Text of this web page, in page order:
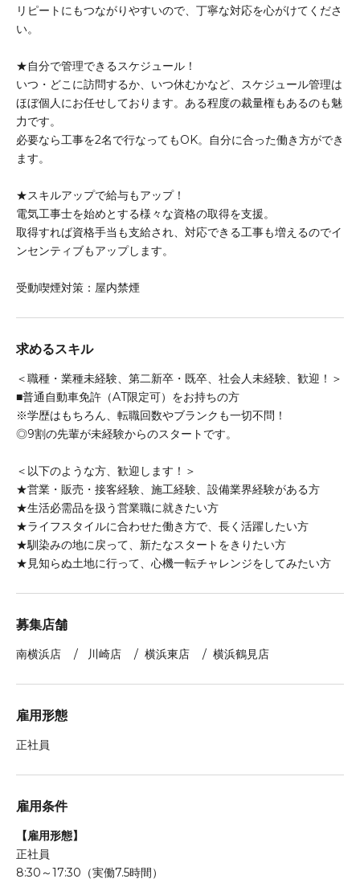
リピートにもつながりやすいので、丁寧な対応を心がけてくださ
い。
★自分で管理できるスケジュール！
いつ・どこに訪問するか、いつ休むかなど、スケジュール管理は
ほぼ個人にお任せしております。ある程度の裁量権もあるのも魅
力です。
必要なら工事を2名で行なってもOK。自分に合った働き方ができ
ます。
★スキルアップで給与もアップ！
電気工事士を始めとする様々な資格の取得を支援。
取得すれば資格手当も支給され、対応できる工事も増えるのでイ
ンセンティブもアップします。
受動喫煙対策：屋内禁煙
求めるスキル
＜職種・業種未経験、第二新卒・既卒、社会人未経験、歓迎！＞
■普通自動車免許（AT限定可）をお持ちの方
※学歴はもちろん、転職回数やブランクも一切不問！
◎9割の先輩が未経験からのスタートです。
＜以下のような方、歓迎します！＞
★営業・販売・接客経験、施工経験、設備業界経験がある方
★生活必需品を扱う営業職に就きたい方
★ライフスタイルに合わせた働き方で、長く活躍したい方
★馴染みの地に戻って、新たなスタートをきりたい方
★見知らぬ土地に行って、心機一転チャレンジをしてみたい方
募集店舗
南横浜店 / 川崎店 / 横浜東店 / 横浜鶴見店
雇用形態
正社員
雇用条件
【雇用形態】
正社員
8:30～17:30（実働7.5時間）